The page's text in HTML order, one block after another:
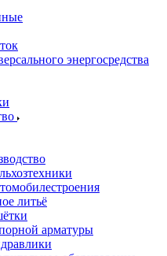
энергосредства
литьё
арматуры